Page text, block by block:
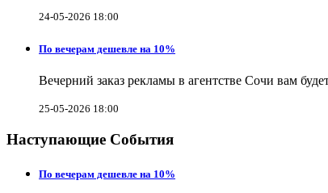
24-05-2026 18:00
По вечерам дешевле на 10%
Вечерний заказ рекламы в агентстве Сочи вам
25-05-2026 18:00
Наступающие События
По вечерам дешевле на 10%